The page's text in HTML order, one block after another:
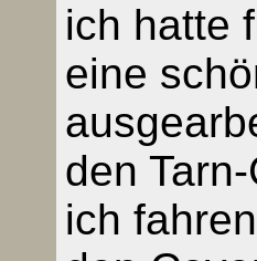
ich hatte
eine
den
ich